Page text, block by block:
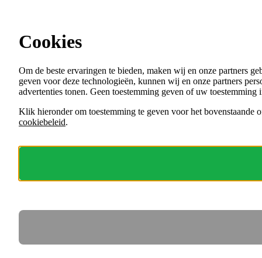
Menu
VACATURES
ORGANISATIES
Cookies
Om de beste ervaringen te bieden, maken wij en onze partners
geven voor deze technologieën, kunnen wij en onze partners
advertenties tonen. Geen toestemming geven of uw
Klik hieronder om toestemming te geven voor het bovenstaande
cookiebeleid.